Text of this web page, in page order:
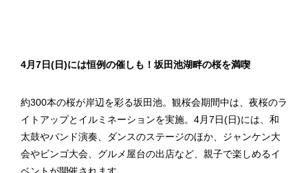
4月7日(日)には恒例の催しも！坂田池湖畔の桜を満喫
約300本の桜が岸辺を彩る坂田池。観桜会期間中は、夜桜のラ
イトアップとイルミネーションを実施。4月7日(日)には、和
太鼓やバンド演奏、ダンスのステージのほか、ジャンケン大
会やビンゴ大会、グルメ屋台の出店など、親子で楽しめるイ